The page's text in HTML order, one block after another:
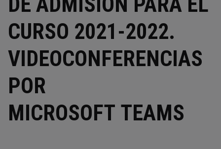
CURSO 2021-2022.
VIDEOCONFERENCIAS
POR
MICROSOFT TEAMS